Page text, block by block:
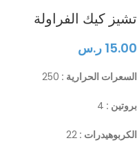
تشيز كيك الفراولة
15.00 ر.س
السعرات الحرارية : 250
بروتين : 4
الكربوهيدرات : 22